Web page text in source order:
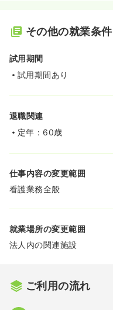
その他の就業条件
試用期間
試用期間あり
退職関連
定年：60歳
仕事内容の変更範囲
看護業務全般
就業場所の変更範囲
法人内の関連施設
ご利用の流れ